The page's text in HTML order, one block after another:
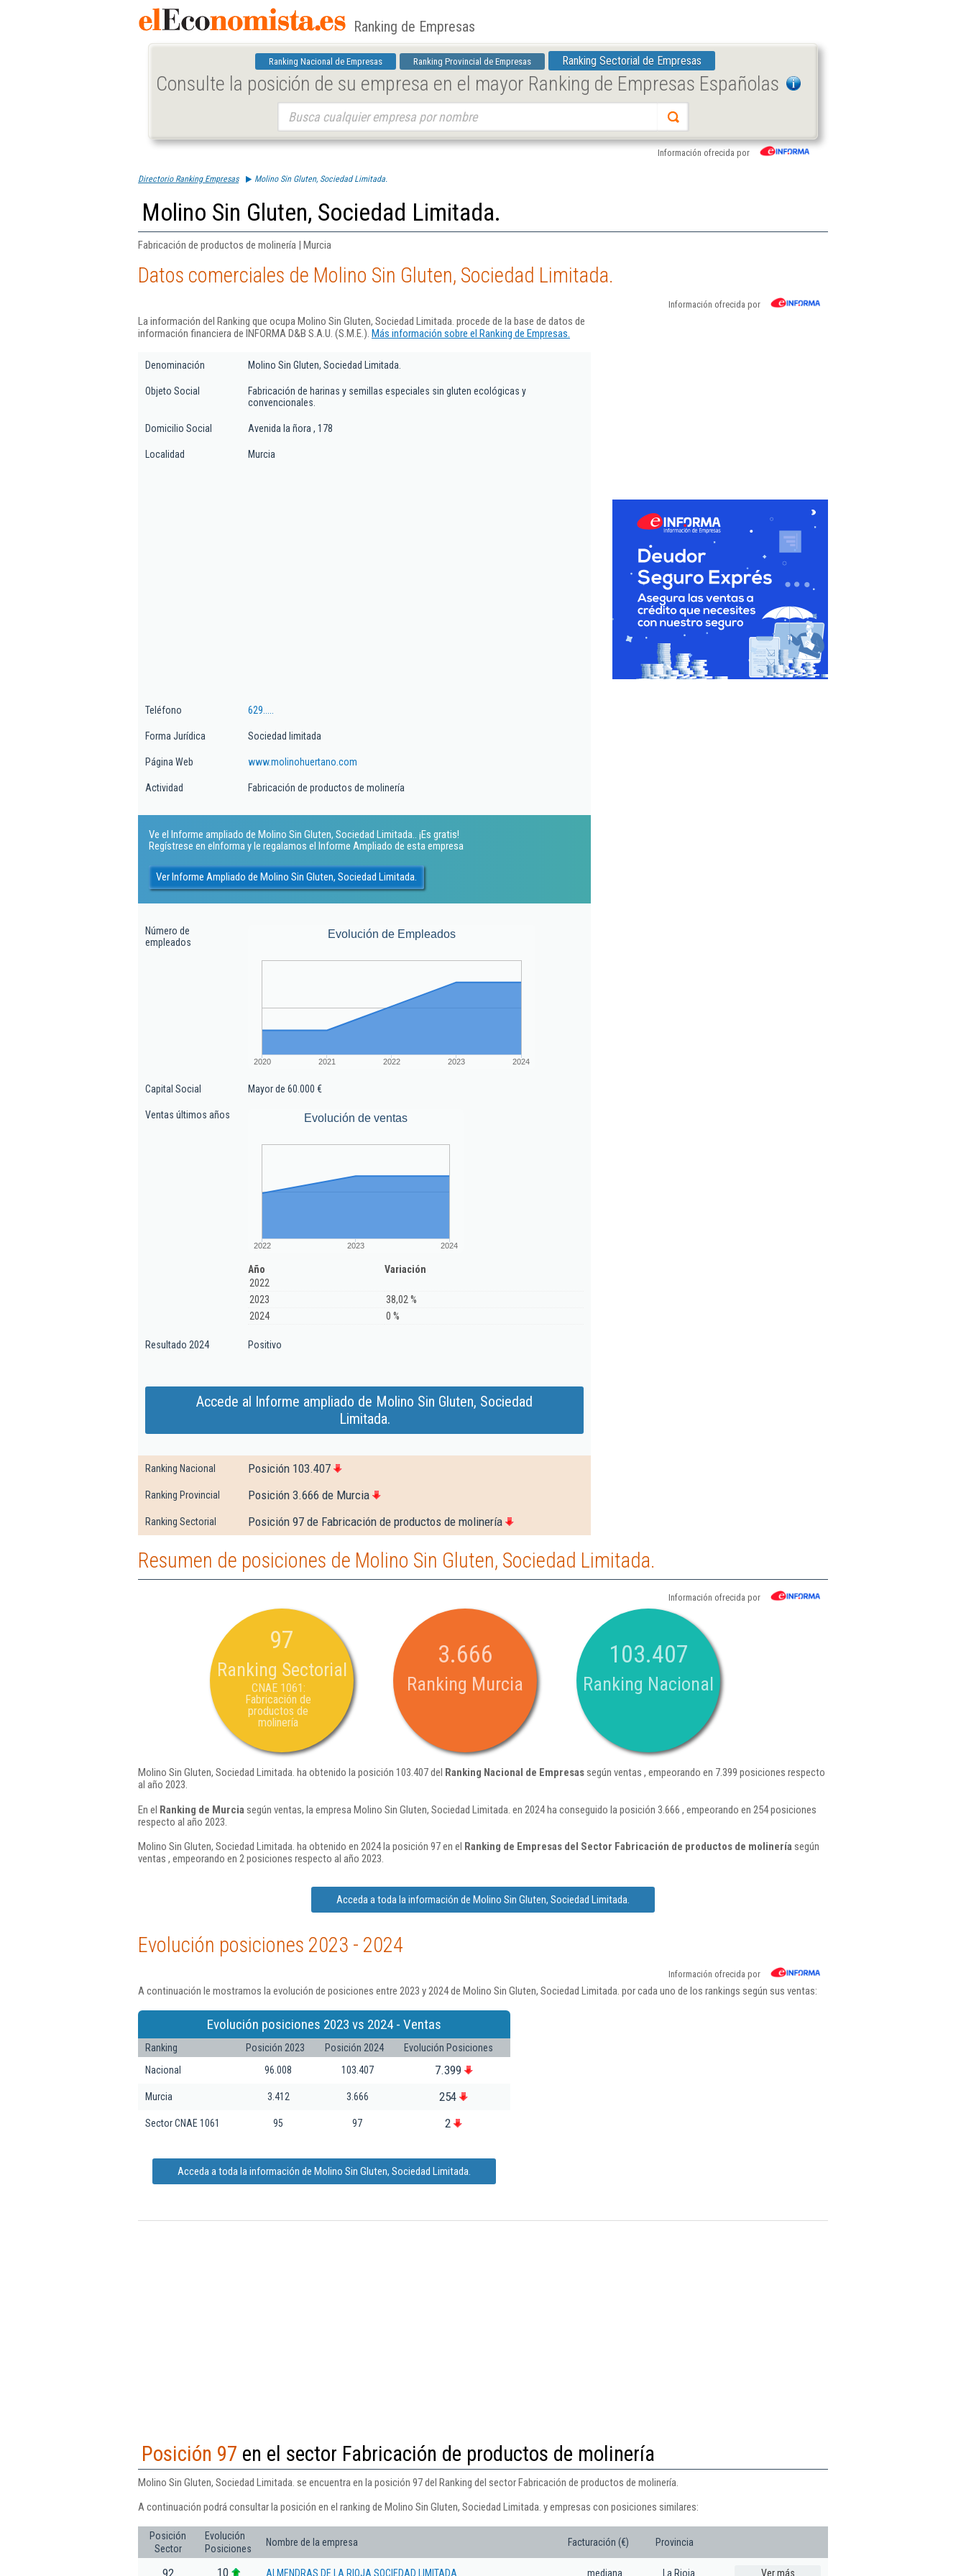
Ranking de Empresas
Ranking Nacional de Empresas Ranking Provincial de Empresas Ranking Sectorial de Empresas
Consulte la posición de su empresa en el mayor Ranking de Empresas Españolas
Información ofrecida por
Directorio Ranking Empresas Molino Sin Gluten, Sociedad Limitada.
Molino Sin Gluten, Sociedad Limitada.
Fabricación de productos de molinería | Murcia
Datos comerciales de Molino Sin Gluten, Sociedad Limitada.
Información ofrecida por
La información del Ranking que ocupa Molino Sin Gluten, Sociedad Limitada. procede de la base de datos de
información financiera de INFORMA D&B S.A.U. (S.M.E.). Más información sobre el Ranking de Empresas.
Denominación Molino Sin Gluten, Sociedad Limitada.
Objeto Social
Fabricación de harinas y semillas especiales sin gluten ecológicas y
convencionales.
Domicilio Social Avenida la ñora , 178
Localidad Murcia
Teléfono 629.....
Forma Jurídica Sociedad limitada
Página Web www.molinohuertano.com
Actividad Fabricación de productos de molinería
Ve el Informe ampliado de Molino Sin Gluten, Sociedad Limitada.. ¡Es gratis!
Regístrese en eInforma y le regalamos el Informe Ampliado de esta empresa
Ver Informe Ampliado de Molino Sin Gluten, Sociedad Limitada.
Número de
empleados
Evolución de Empleados
2020 2021 2022 2023 2024
Capital Social Mayor de 60.000 €
Ventas últimos años Evolución de ventas
2022 2023 2024
Año
Variación
2022
2023
38,02 %
2024
0 %
Resultado 2024 Positivo
Accede al Informe ampliado de Molino Sin Gluten, Sociedad
Limitada.
Ranking Nacional Posición 103.407
Ranking Provincial Posición 3.666 de Murcia
Ranking Sectorial Posición 97 de Fabricación de productos de molinería
Resumen de posiciones de Molino Sin Gluten, Sociedad Limitada.
Información ofrecida por
97
Ranking Sectorial
CNAE 1061:
Fabricación de
productos de
molinería
3.666
Ranking Murcia
103.407
Ranking Nacional
Molino Sin Gluten, Sociedad Limitada. ha obtenido la posición 103.407 del Ranking Nacional de Empresassegún ventas , empeorando en 7.399 posiciones respecto
al año 2023.
En el Ranking de Murcia según ventas, la empresa Molino Sin Gluten, Sociedad Limitada. en 2024 ha conseguido la posición 3.666 , empeorando en 254 posiciones
respecto al año 2023.
Molino Sin Gluten, Sociedad Limitada. ha obtenido en 2024 la posición 97 en el Ranking de Empresas del Sector Fabricación de productos de molineríasegún
ventas , empeorando en 2 posiciones respecto al año 2023.
Acceda a toda la información de Molino Sin Gluten, Sociedad Limitada.
Evolución posiciones 2023 - 2024
Información ofrecida por
A continuación le mostramos la evolución de posiciones entre 2023 y 2024 de Molino Sin Gluten, Sociedad Limitada. por cada uno de los rankings según sus ventas:
Evolución posiciones 2023 vs 2024 - Ventas
Ranking Posición 2023 Posición 2024
Evolución Posiciones
Nacional
96.008 103.407 7.399
Murcia 3.412 3.666 254
Sector CNAE 1061 95 97 2
Acceda a toda la información de Molino Sin Gluten, Sociedad Limitada.
Posición 97 en el sector Fabricación de productos de molinería
Molino Sin Gluten, Sociedad Limitada. se encuentra en la posición 97 del Ranking del sector Fabricación de productos de molinería.
A continuación podrá consultar la posición en el ranking de Molino Sin Gluten, Sociedad Limitada. y empresas con posiciones similares:
Posición
Sector
Evolución
Posiciones
Nombre de la empresa Facturación (€) Provincia
92 10 ALMENDRAS DE LA RIOJA SOCIEDAD LIMITADA. mediana La Rioja Ver más